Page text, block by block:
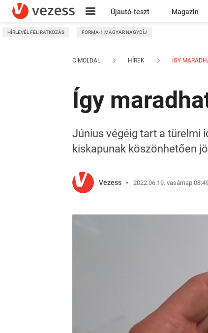
Újautó-teszt Magazin
Kresz
HÍRLEVÉL FELIRATKOZÁS FORMA-1 MAGYAR NAGYDÍJ
CÍMOLDAL HÍREK ÍGY
Így
Június végéig tart a türelmi
kiskapunak köszönhetően
Vezess 2022.06.19. vasárnap